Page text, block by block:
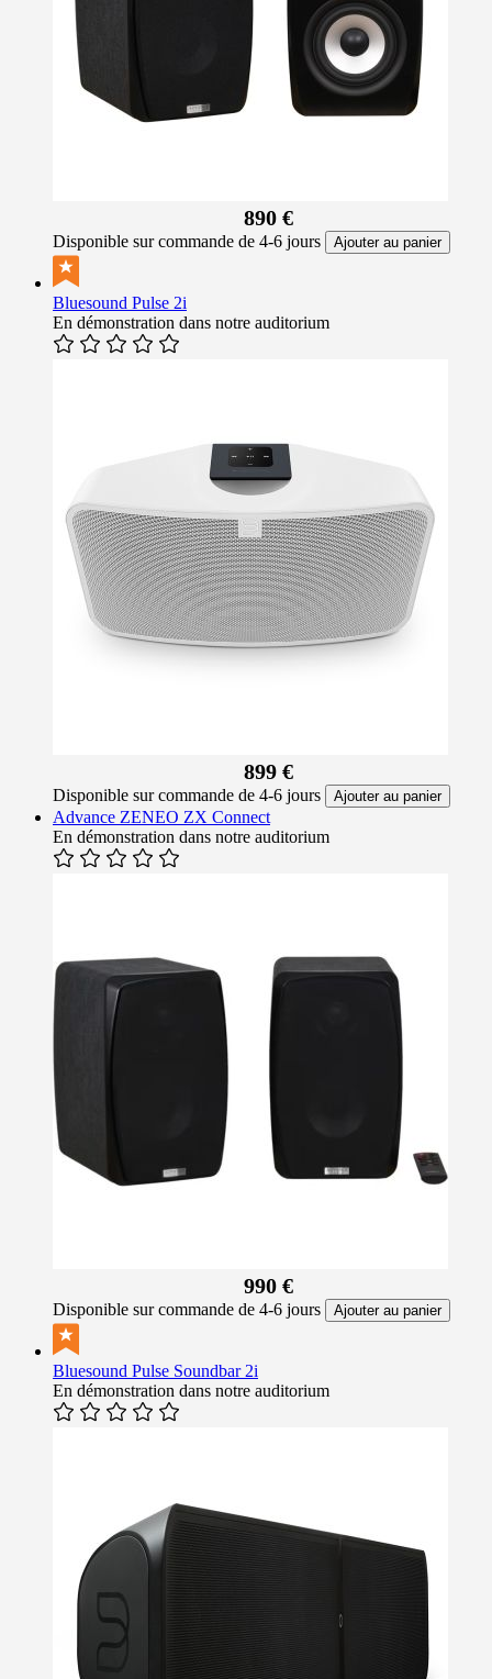
890 €
Disponible sur commande de 4-6 jours Ajouter au panier
Bluesound Pulse 2i
En démonstration dans notre auditorium
899 €
Disponible sur commande de 4-6 jours Ajouter au panier
Advance ZENEO ZX Connect
En démonstration dans notre auditorium
990 €
Disponible sur commande de 4-6 jours Ajouter au panier
Bluesound Pulse Soundbar 2i
En démonstration dans notre auditorium